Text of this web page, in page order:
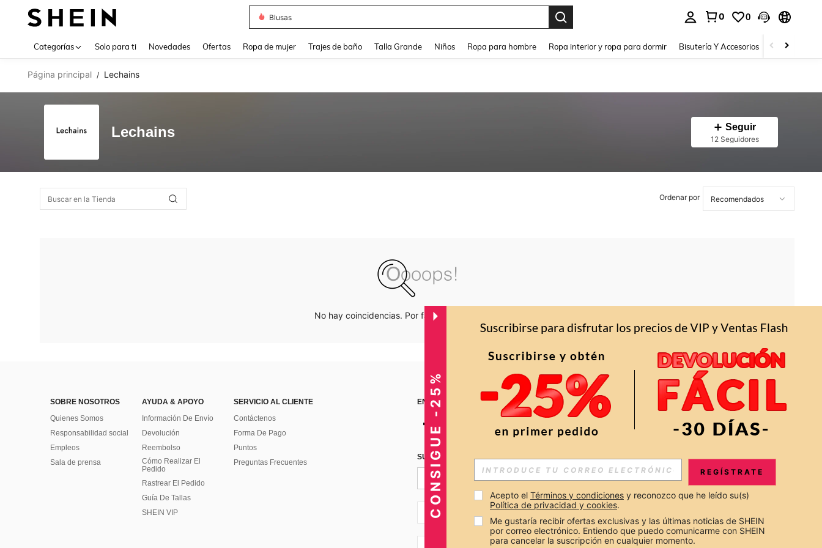
Blusas
0 0
Categorías Solo para ti Novedades Ofertas Ropa de mujer Trajes de baño Talla Grande Niños Ropa para hombre Ropa interior y ropa para dormir Bisutería Y Accesorios Zapatos
Página principal / Lechains
Lechains Seguir
12 Seguidores
Ordenar por
No hay coincidencias. Por favor inténtalo de nuevo.
SOBRE NOSOTROS
Quienes Somos
Responsabilidad social
Empleos
Sala de prensa
AYUDA & APOYO
Información De Envío
Devolución
Reembolso
Cómo Realizar El
Pedido
Rastrear El Pedido
Guía De Tallas
SHEIN VIP
SERVICIO AL CLIENTE
Contáctenos
Forma De Pago
Puntos
Preguntas Frecuentes
ENCUÉNTRANOS EN APP
SUSCRÍBETE PARA RECIBIR OFERTAS EXCLUSIVAS, PROMOCIONES Y NOTICIAS DE SHEIN
CO + 57
CONSIGUE -25% REGÍSTRATE
Acepto el Términos y condiciones y reconozco que he leído su(s)
Política de privacidad y cookies.
Me gustaría recibir ofertas exclusivas y las últimas noticias de SHEIN
por correo electrónico. Entiendo que puedo comunicarme con SHEIN
para cancelar la suscripción en cualquier momento.